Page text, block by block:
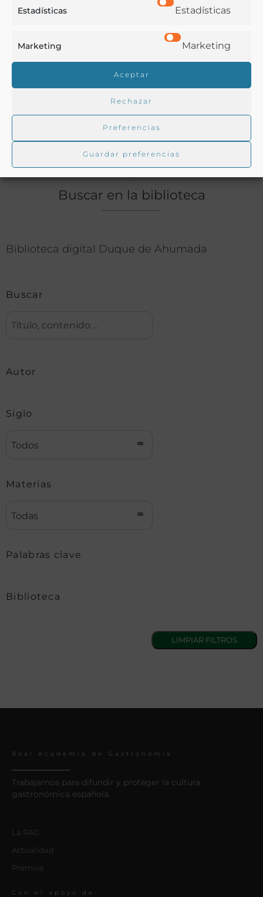
Estadísticas Estadísticas
Marketing Marketing
Aceptar
Rechazar
Preferencias
Guardar preferencias
Ver más libros de estas materias:
Legislación
Cataluña,Cava,Congresos,Vides,Vinos,Viticultura
Buscar en la biblioteca
Biblioteca digital Duque de Ahumada
Buscar
Autor
Siglo
Todos
Materias
Todas
Palabras clave
Biblioteca
Real Academia de Gastronomía
Trabajamos para difundir y proteger la cultura
gastronómica española.
La RAG
Actualidad
Premios
Con el apoyo de: